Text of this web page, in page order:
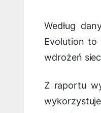
Według
Evolution to
wdrożeń
Z raportu